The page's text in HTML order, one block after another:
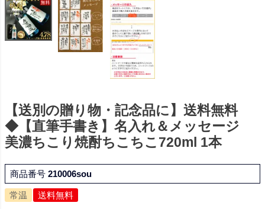
【送別の贈り物・記念品に】送料無料
◆【直筆手書き】名入れ＆メッセージ
美濃ちこり焼酎ちこちこ720ml 1本
商品番号 210006sou
常温 送料無料